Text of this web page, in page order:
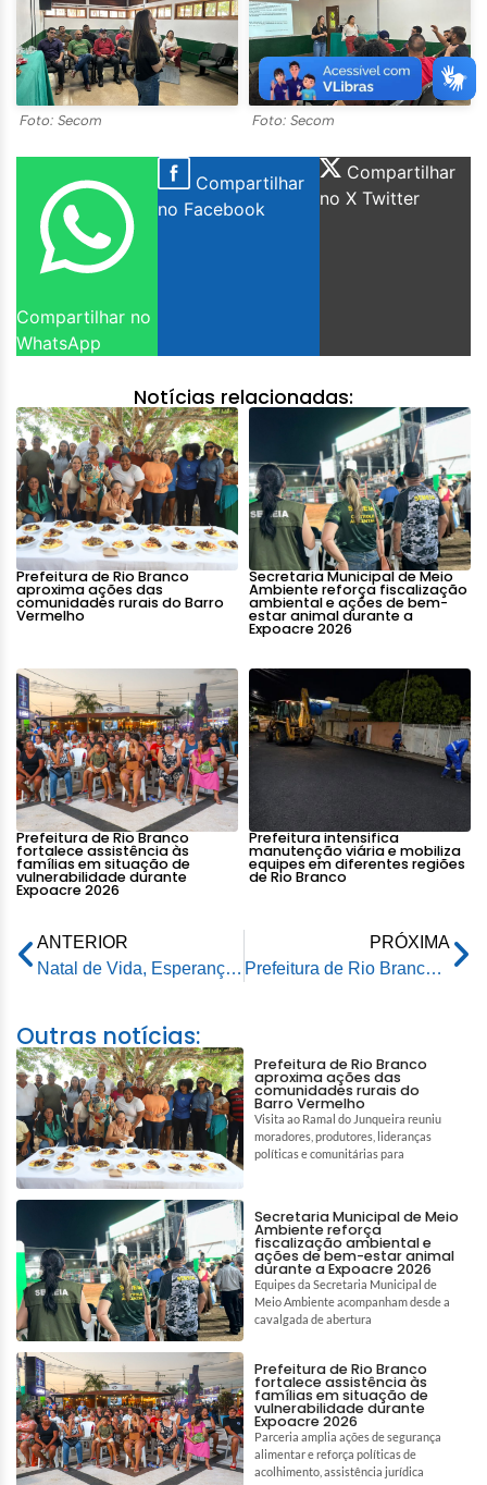
Foto: Secom Foto: Secom
Compartilhar no
WhatsApp
Compartilhar
no Facebook
Compartilhar
no X Twitter
Notícias relacionadas:
Prefeitura de Rio Branco
aproxima ações das
comunidades rurais do Barro
Vermelho
Secretaria Municipal de Meio
Ambiente reforça fiscalização
ambiental e ações de bem-
estar animal durante a
Expoacre 2026
Prefeitura de Rio Branco
fortalece assistência às
famílias em situação de
vulnerabilidade durante
Expoacre 2026
Prefeitura intensifica
manutenção viária e mobiliza
equipes em diferentes regiões
de Rio Branco
ANTERIOR
Natal de Vida, Esperança e Dignidade 2025 encanta moradores e movimenta a Praça da Revolução
PRÓXIMA
Prefeitura de Rio Branco participa do X Congresso de Ciência e Tecnologia do IFAC apresentando o 2º Inventário de Emissão de Gases de Efeito Estufa
Outras notícias:
Prefeitura de Rio Branco
aproxima ações das
comunidades rurais do
Barro Vermelho
Visita ao Ramal do Junqueira reuniu
moradores, produtores, lideranças
políticas e comunitárias para
Secretaria Municipal de Meio
Ambiente reforça
fiscalização ambiental e
ações de bem-estar animal
durante a Expoacre 2026
Equipes da Secretaria Municipal de
Meio Ambiente acompanham desde a
cavalgada de abertura
Prefeitura de Rio Branco
fortalece assistência às
famílias em situação de
vulnerabilidade durante
Expoacre 2026
Parceria amplia ações de segurança
alimentar e reforça políticas de
acolhimento, assistência jurídica